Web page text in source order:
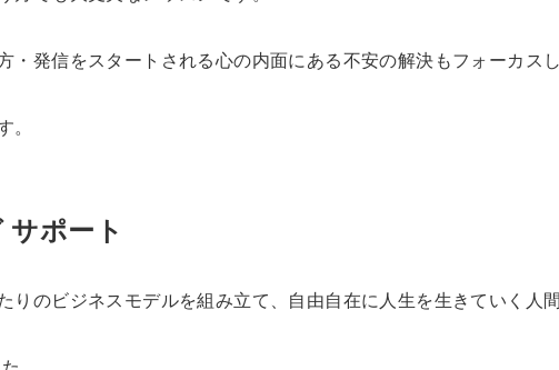
発信をスタートされる心の内面にある不安の解決もフォーカスし
ポート
りのビジネスモデルを組み立て、自由自在に人生を生きていく人